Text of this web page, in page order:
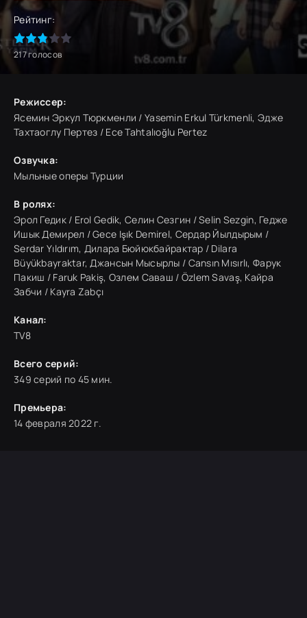
Рейтинг:
217голосов
Режиссер:
Ясемин Эркул Тюркменли / Yasemin Erkul Türkmenli, Эдже
Тахтаоглу Пертез / Ece Tahtalıoğlu Pertez
Озвучка:
Мыльные оперы Турции
В ролях:
Эрол Гедик / Erol Gedik, Селин Сезгин / Selin Sezgin, Гедже
Ишык Демирел / Gece Işık Demirel, Сердар Йылдырым /
Serdar Yıldırım, Дилара Бюйюкбайрактар / Dilara
Büyükbayraktar, Джансын Мысырлы / Cansın Mısırlı, Фарук
Пакиш / Faruk Pakiş, Озлем Саваш / Özlem Savaş, Кайра
Забчи / Kayra Zabçı
Канал:
TV8
Всего серий:
349 серий по 45 мин.
Премьера:
14 февраля 2022 г.